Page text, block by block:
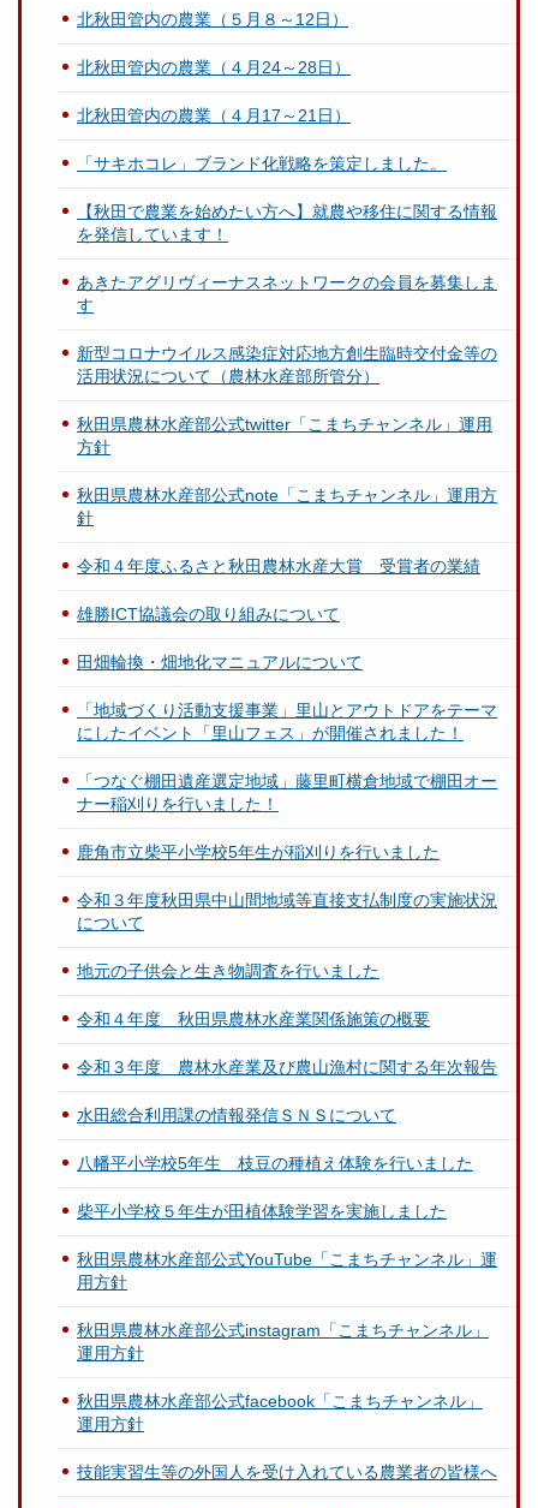
北秋田管内の農業（５月８～12日）
北秋田管内の農業（４月24～28日）
北秋田管内の農業（４月17～21日）
「サキホコレ」ブランド化戦略を策定しました。
【秋田で農業を始めたい方へ】就農や移住に関する情報
を発信しています！
あきたアグリヴィーナスネットワークの会員を募集しま
す
新型コロナウイルス感染症対応地方創生臨時交付金等の
活用状況について（農林水産部所管分）
秋田県農林水産部公式twitter「こまちチャンネル」運用
方針
秋田県農林水産部公式note「こまちチャンネル」運用方
針
令和４年度ふるさと秋田農林水産大賞 受賞者の業績
雄勝ICT協議会の取り組みについて
田畑輪換・畑地化マニュアルについて
「地域づくり活動支援事業」里山とアウトドアをテーマ
にしたイベント「里山フェス」が開催されました！
「つなぐ棚田遺産選定地域」藤里町横倉地域で棚田オー
ナー稲刈りを行いました！
鹿角市立柴平小学校5年生が稲刈りを行いました
令和３年度秋田県中山間地域等直接支払制度の実施状況
について
地元の子供会と生き物調査を行いました
令和４年度 秋田県農林水産業関係施策の概要
令和３年度 農林水産業及び農山漁村に関する年次報告
水田総合利用課の情報発信ＳＮＳについて
八幡平小学校5年生 枝豆の種植え体験を行いました
柴平小学校５年生が田植体験学習を実施しました
秋田県農林水産部公式YouTube「こまちチャンネル」運
用方針
秋田県農林水産部公式instagram「こまちチャンネル」
運用方針
秋田県農林水産部公式facebook「こまちチャンネル」
運用方針
技能実習生等の外国人を受け入れている農業者の皆様へ